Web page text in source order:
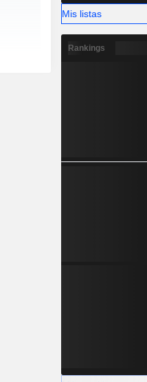
Mis listas
Rankings